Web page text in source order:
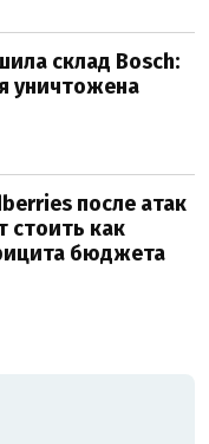
склад Bosch:
уничтожена
после атак
стоить как
бюджета